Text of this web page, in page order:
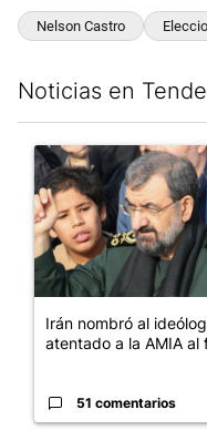
Nelson Castro
Noticias en
Un artículo de
Irán nombró al
atentado a la AMIA al
51 comentarios